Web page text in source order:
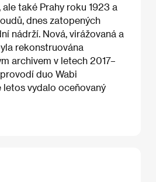
také Prahy roku 1923 a
dnes zatopených
nádrží. Nová, virážovaná a
rekonstruována
archivem v letech 2017–
duo Wabi
letos vydalo oceňovaný